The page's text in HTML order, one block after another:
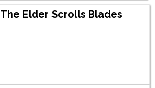
The Elder Scrolls Blades